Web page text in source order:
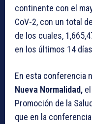
continente con el
CoV-2, con un total de
de los cuales,
en los últimos 14
En esta conferencia
Nueva Normalidad,
Promoción de la
que en la